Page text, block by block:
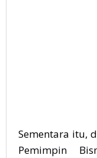
Sementara itu,
Pemimpin